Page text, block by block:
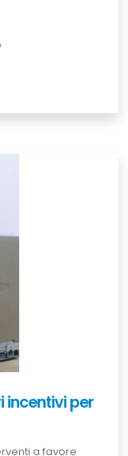
incentivi per
a favore